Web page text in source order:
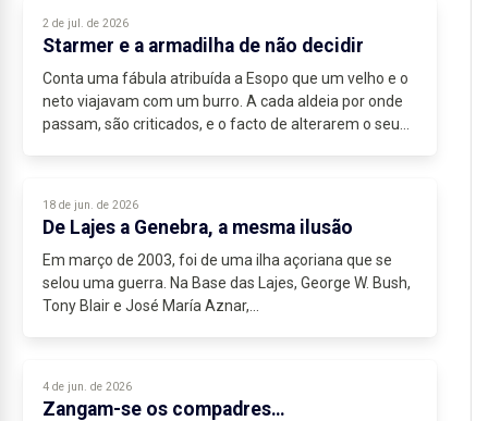
2 de jul. de 2026
Starmer e a armadilha de não decidir
Conta uma fábula atribuída a Esopo que um velho e o
neto viajavam com um burro. A cada aldeia por onde
passam, são criticados, e o facto de alterarem o seu
18 de jun. de 2026
De Lajes a Genebra, a mesma ilusão
Em março de 2003, foi de uma ilha açoriana que se
selou uma guerra. Na Base das Lajes, George W. Bush,
Tony Blair e José María Aznar,...
4 de jun. de 2026
Zangam-se os compadres…